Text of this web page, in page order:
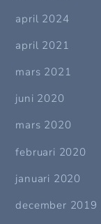
april 2024
april 2021
mars 2021
juni 2020
mars 2020
februari 2020
januari 2020
december 2019